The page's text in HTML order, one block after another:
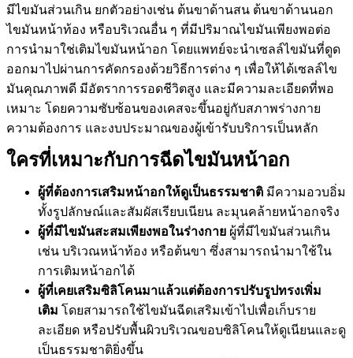
มีไขมันส่วนเกิน ยกตัวอย่างเช่น ต้นขาด้านสน ต้นขาด้านนอก
ไขมันหน้าท้อง หรือบริเวณอื่น ๆ ที่มีปริมาณไขมันเพียงพอต่อ
การนำมาใช่เติมไขมันหน้าอก โดยแพทย์จะนำเซลล์ไขมันที่ดูด
ออกมาไปผ่านการคัดกรองด้วยวิธีการต่าง ๆ เพื่อให้ได้เซลล์ไข
มันคุณภาพดี มีอัตราการรอดชีวิตสูง และมีความละเอียดที่พอ
เหมาะ โดยความซับซ้อนของเคสจะขึ้นอยู่กับสภาพร่างกาย
ความต้องการ และงบประมาณของผู้เข้ารับบริการเป็นหลัก
ใครที่เหมาะกับการฉีดไขมันหน้าอก
ผู้ที่ต้องการเสริมหน้าอกให้ดูเป็นธรรมชาติ มีความอวบอิ่ม
ทั้งรูปลักษณ์และสัมผัสเรียบเนียน ละมุนคล้ายหน้าอกจริง
ผู้ที่มีไขมันสะสมเพียงพอในร่างกาย ผู้ที่มีไขมันส่วนเกิน
เช่น บริเวณหน้าท้อง หรือต้นขา ซึ่งสามารถนำมาใช้ใน
การเติมหน้าอกได้
ผู้ที่เคยเสริมซิลิโคนมาแล้วแต่ต้องการปรับรูปทรงเพิ่ม
เติม โดยสามารถใช้ไขมันฉีดเสริมเข้าไปเพื่อเก็บราย
ละเอียด หรือปรับพื้นผิวบริเวณขอบซิลิโคนให้ดูเนียนและดู
เป็นธรรมชาติยิ่งขึ้น